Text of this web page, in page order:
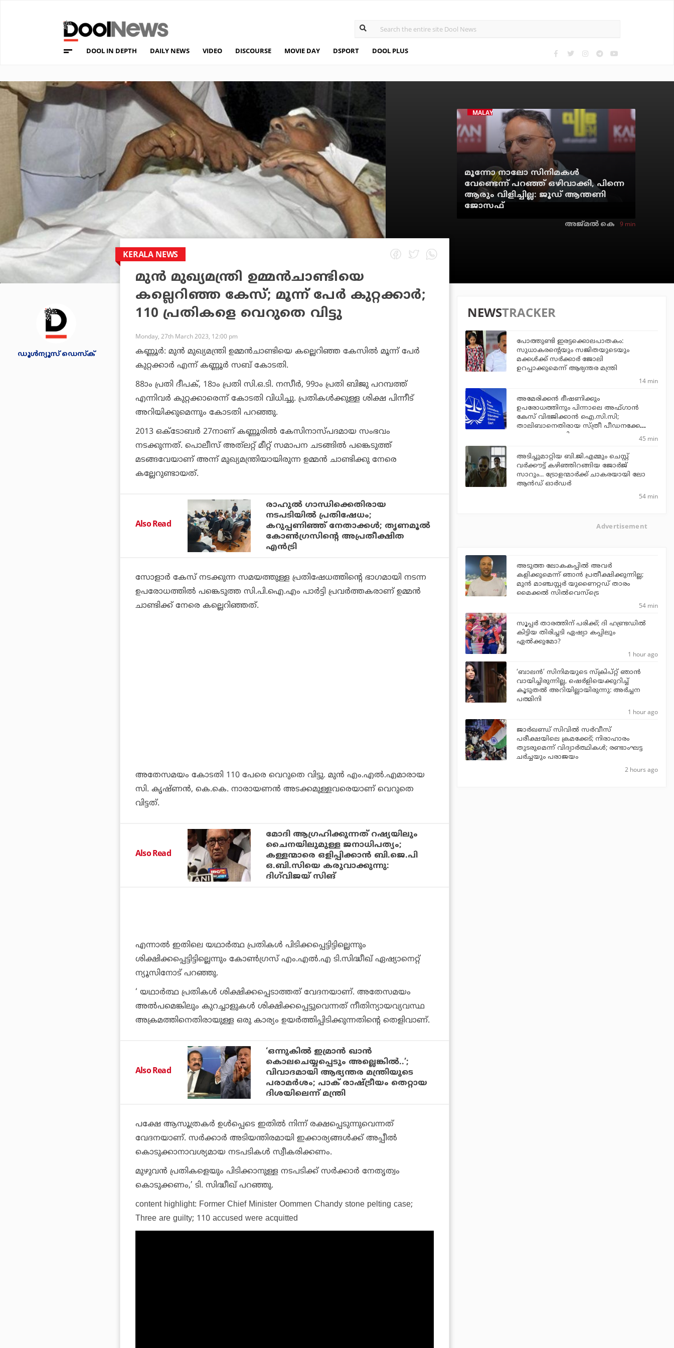
DOOL IN DEPTH DAILY NEWS VIDEO DISCOURSE MOVIE DAY DSPORT DOOL PLUS
MALAYALAM CINEMA
മൂന്നോ നാലോ സിനിമകൾ
വേണ്ടെന്ന് പറഞ്ഞ് ഒഴിവാക്കി, പിന്നെ
ആരും വിളിച്ചില്ല: ജൂഡ് ആന്തണി
ജോസഫ്
അജ്മല്‍ കെ 9 min
ഡൂള്‍ന്യൂസ് ഡെസ്‌ക്
KERALA NEWS
മുന്‍ മുഖ്യമന്ത്രി ഉമ്മന്‍ചാണ്ടിയെ
കല്ലെറിഞ്ഞ കേസ്; മൂന്ന് പേര്‍ കുറ്റക്കാര്‍;
110 പ്രതികളെ വെറുതെ വിട്ടു
Monday, 27th March 2023, 12:00 pm
കണ്ണൂര്‍: മുന്‍ മുഖ്യമന്ത്രി ഉമ്മന്‍ചാണ്ടിയെ കല്ലെറിഞ്ഞ കേസില്‍ മൂന്ന് പേര്‍
കുറ്റക്കാര്‍ എന്ന് കണ്ണൂര്‍ സബ് കോടതി.
88ാം പ്രതി ദീപക്, 18ാം പ്രതി സി.ഒ.ടി. നസീര്‍, 99ാം പ്രതി ബിജു പറമ്പത്ത്
എന്നിവര്‍ കുറ്റക്കാരെന്ന് കോടതി വിധിച്ചു. പ്രതികള്‍ക്കുള്ള ശിക്ഷ പിന്നീട്
അറിയിക്കുമെന്നും കോടതി പറഞ്ഞു.
2013 ഒക്ടോബര്‍ 27നാണ് കണ്ണൂരില്‍ കേസിനാസ്പദമായ സംഭവം
നടക്കുന്നത്. പൊലീസ് അത്‌ലറ്റ് മീറ്റ് സമാപന ചടങ്ങില്‍ പങ്കെടുത്ത്
മടങ്ങവേയാണ് അന്ന് മുഖ്യമന്ത്രിയായിരുന്ന ഉമ്മന്‍ ചാണ്ടിക്കു നേരെ
കല്ലേറുണ്ടായത്.
Also Read
രാഹുൽ ഗാന്ധിക്കെതിരായ
നടപടിയിൽ പ്രതിഷേധം;
കറുപ്പണിഞ്ഞ് നേതാക്കൾ; തൃണമൂൽ
കോൺഗ്രസിന്റെ അപ്രതീക്ഷിത
എൻട്രി
സോളാര്‍ കേസ് നടക്കുന്ന സമയത്തുള്ള പ്രതിഷേധത്തിന്റെ ഭാഗമായി നടന്ന
ഉപരോധത്തില്‍ പങ്കെടുത്ത സി.പി.ഐ.എം പാര്‍ട്ടി പ്രവര്‍ത്തകരാണ് ഉമ്മന്‍
ചാണ്ടിക്ക് നേരെ കല്ലെറിഞ്ഞത്.
അതേസമയം കോടതി 110 പേരെ വെറുതെ വിട്ടു. മുന്‍ എം.എല്‍.എമാരായ
സി. കൃഷ്ണന്‍, കെ.കെ. നാരായണന്‍ അടക്കമുള്ളവരെയാണ് വെറുതെ
വിട്ടത്.
Also Read
മോദി ആഗ്രഹിക്കുന്നത് റഷ്യയിലും
ചൈനയിലുമുള്ള ജനാധിപത്യം;
കള്ളന്മാരെ ഒളിപ്പിക്കാന്‍ ബി.ജെ.പി
ഒ.ബി.സിയെ കരുവാക്കുന്നു:
ദിഗ്‌വിജയ് സിങ്
എന്നാല്‍ ഇതിലെ യഥാര്‍ത്ഥ പ്രതികള്‍ പിടിക്കപ്പെട്ടിട്ടില്ലെന്നും
ശിക്ഷിക്കപ്പെട്ടിട്ടില്ലെന്നും കോണ്‍ഗ്രസ് എം.എല്‍.എ ടി.സിദ്ധീഖ് ഏഷ്യാനെറ്റ്
ന്യൂസിനോട് പറഞ്ഞു.
‘ യഥാര്‍ത്ഥ പ്രതികള്‍ ശിക്ഷിക്കപ്പെടാത്തത് വേദനയാണ്. അതേസമയം
അല്‍പമെങ്കിലും കുറച്ചാളുകള്‍ ശിക്ഷിക്കപ്പെട്ടുവെന്നത് നീതിന്യായവ്യവസ്ഥ
അക്രമത്തിനെതിരായുള്ള ഒരു കാര്യം ഉയര്‍ത്തിപ്പിടിക്കുന്നതിന്റെ തെളിവാണ്.
Also Read
‘ഒന്നുകില്‍ ഇമ്രാന്‍ ഖാന്‍
കൊലചെയ്യപ്പെടും അല്ലെങ്കില്‍..’;
വിവാദമായി ആഭ്യന്തര മന്ത്രിയുടെ
പരാമര്‍ശം; പാക് രാഷ്ട്രീയം തെറ്റായ
ദിശയിലെന്ന് മന്ത്രി
പക്ഷേ ആസൂത്രകര്‍ ഉള്‍പ്പെടെ ഇതില്‍ നിന്ന് രക്ഷപ്പെടുന്നുവെന്നത്
വേദനയാണ്. സര്‍ക്കാര്‍ അടിയന്തിരമായി ഇക്കാര്യങ്ങള്‍ക്ക് അപ്പീല്‍
കൊടുക്കാനാവശ്യമായ നടപടികള്‍ സ്വീകരിക്കണം.
മുഴുവന്‍ പ്രതികളെയും പിടിക്കാനുള്ള നടപടിക്ക് സര്‍ക്കാര്‍ നേതൃത്വം
കൊടുക്കണം,’ ടി. സിദ്ധീഖ് പറഞ്ഞു.
content highlight: Former Chief Minister Oommen Chandy stone pelting case;
Three are guilty; 110 accused were acquitted
NEWSTRACKER
പോത്തുണ്ടി ഇരട്ടക്കൊലപാതകം:
സുധാകരന്റെയും സജിതയുടെയും
മക്കള്‍ക്ക് സര്‍ക്കാര്‍ ജോലി
ഉറപ്പാക്കുമെന്ന് ആഭ്യന്തര മന്ത്രി
14 min
അമേരിക്കന്‍ ഭീഷണിക്കും
ഉപരോധത്തിനും പിന്നാലെ അഫ്ഗാന്‍
കേസ് വിഭജിക്കാന്‍ ഐ.സി.സി;
താലിബാനെതിരായ സ്ത്രീ പീഡനക്കേസ്
വേറെ അന്വേഷിക്കും
45 min
അടിച്ചുമാറ്റിയ ബി.ജി.എമ്മും ചെസ്റ്റ്
വര്‍ക്കൗട്ട് കഴിഞ്ഞിറങ്ങിയ ജോര്‍ജ്
സാറും... ട്രോളന്മാര്‍ക്ക് ചാകരയായി ലോ
ആന്‍ഡ് ഓര്‍ഡര്‍
54 min
Advertisement
അടുത്ത ലോകകപ്പില്‍ അവര്‍
കളിക്കുമെന്ന് ഞാന്‍ പ്രതീക്ഷിക്കുന്നില്ല;
മുന്‍ മാഞ്ചസ്റ്റര്‍ യുണൈറ്റഡ് താരം
മൈക്കൽ സില്‍വെസ്‌ട്രെ
54 min
സൂപ്പര്‍ താരത്തിന് പരിക്ക്; ദി ഹണ്ട്രഡില്‍
കിട്ടിയ തിരിച്ചടി ഏഷ്യാ കപ്പിലും
ഏല്‍ക്കുമോ?
1 hour ago
‘ബാലൻ’ സിനിമയുടെ സ്ക്രിപ്റ്റ് ഞാൻ
വായിച്ചിരുന്നില്ല, ഷെർളിയെക്കുറിച്ച്
കൂടുതൽ അറിയില്ലായിരുന്നു: അർച്ചന
പത്മിനി
1 hour ago
ജാര്‍ഖണ്ഡ് സിവില്‍ സര്‍വീസ്
പരീക്ഷയിലെ ക്രമക്കേട്; നിരാഹാരം
തുടരുമെന്ന് വിദ്യാര്‍ത്ഥികള്‍; രണ്ടാംഘട്ട
ചര്‍ച്ചയും പരാജയം
2 hours ago